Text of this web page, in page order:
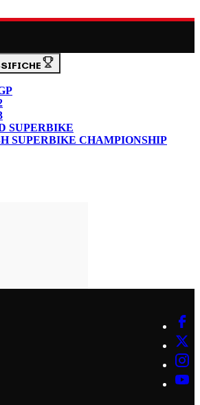
SUPERBIKE
SUPERBIKE CHAMPIONSHIP